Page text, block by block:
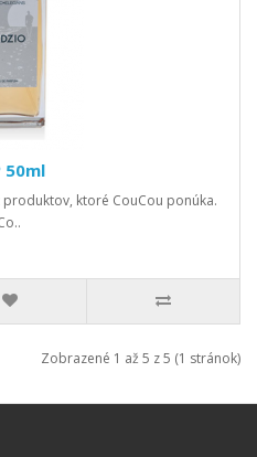
50ml
ktoré CouCou ponúka.
Zobrazené 1 až 5 z 5 (1 stránok)